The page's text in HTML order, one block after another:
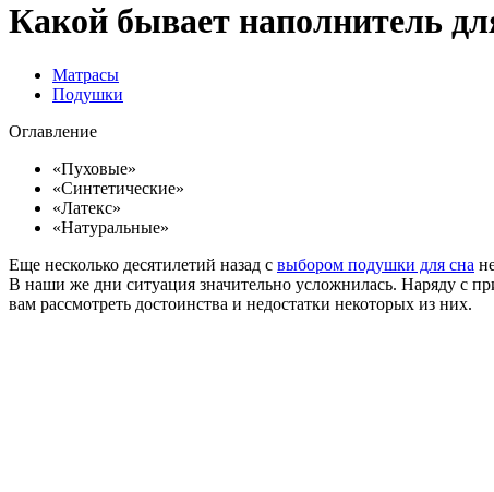
Какой бывает наполнитель
Матрасы
Подушки
Оглавление
«Пуховые»
«Синтетические»
«Латекс»
«Натуральные»
Еще несколько десятилетий назад с выбором подушки для сна
В наши же дни ситуация значительно усложнилась. Наряду с
вам рассмотреть достоинства и недостатки некоторых из них.